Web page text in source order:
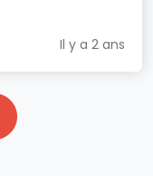
Il y a 2 ans